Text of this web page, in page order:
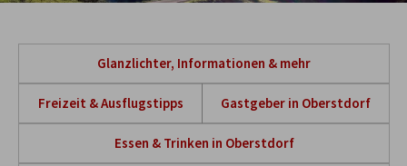
Glanzlichter, Informationen & mehr
Freizeit & Ausflugstipps Gastgeber in Oberstdorf
Essen & Trinken in Oberstdorf